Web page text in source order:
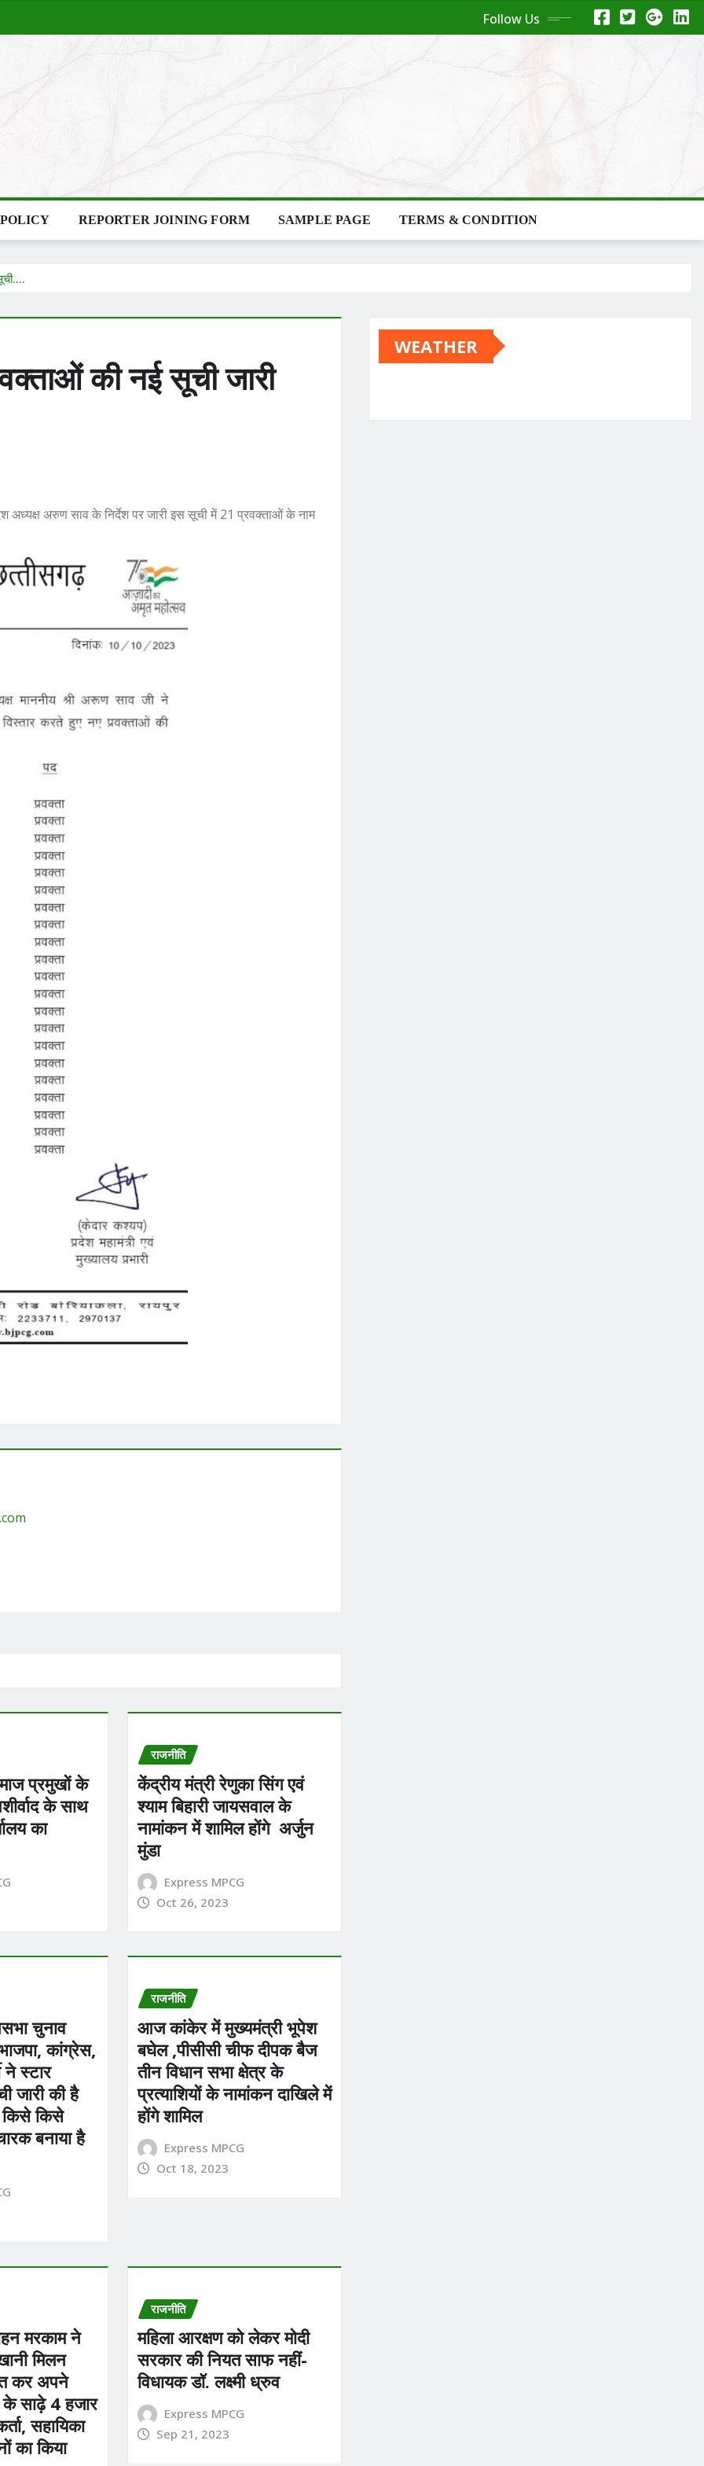
Follow Us
REPORTER JOINING FORM SAMPLE PAGE TERMS & CONDITION
की नई सूची जारी
अध्यक्ष अरुण साव के निर्देश पर जारी इस सूची में 21 प्रवक्ताओं के नाम
प्रमुखों के
के साथ
का
राजनीति
केंद्रीय मंत्री रेणुका सिंग एवं
श्याम बिहारी जायसवाल के
नामांकन में शामिल होंगे अर्जुन
मुंडा
Express MPCG
Oct 26, 2023
चुनाव
कांग्रेस,
ने स्टार
जारी की है
किसे
बनाया है
राजनीति
आज कांकेर में मुख्यमंत्री भूपेश
बघेल ,पीसीसी चीफ दीपक बैज
तीन विधान सभा क्षेत्र के
प्रत्याशियों के नामांकन दाखिले में
होंगे शामिल
Express MPCG
Oct 18, 2023
मरकाम ने
मिलन
कर अपने
के साढ़े 4 हजार
सहायिका
का किया
राजनीति
महिला आरक्षण को लेकर मोदी
सरकार की नियत साफ नहीं-
विधायक डॉ. लक्ष्मी ध्रुव
Express MPCG
Sep 21, 2023
WEATHER